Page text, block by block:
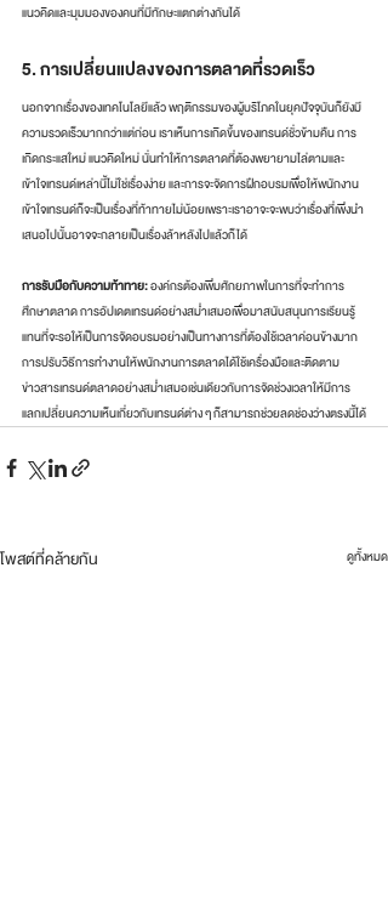
แนวคิดและมุมมองของคนที่มีทักษะแตกต่างกันได้
5. การเปลี่ยนแปลงของการตลาดที่รวดเร็ว
นอกจากเรื่องของเทคโนโลยีแล้ว พฤติกรรมของผู้บริโภคในยุคปัจจุบันก็ยังมี
ความรวดเร็วมากกว่าแต่ก่อน เราเห็นการเกิดขึ้นของเทรนด์ชั่วข้ามคืน การ
เกิดกระแสใหม่ แนวคิดใหม่ นั่นทำให้การตลาดที่ต้องพยายามไล่ตามและ
เข้าใจเทรนด์เหล่านี้ไม่ใช่เรื่องง่าย และการจะจัดการฝึกอบรมเพื่อให้พนักงาน
เข้าใจเทรนด์ก็จะเป็นเรื่องที่ท้าทายไม่น้อยเพราะเราอาจะจะพบว่าเรื่องที่เพิ่งนำ
เสนอไปนั้นอาจจะกลายเป็นเรื่องล้าหลังไปแล้วก็ได้
การรับมือกับความท้าทาย: องค์กรต้องเพิ่มศักยภาพในการที่จะทำการ
ศึกษาตลาด การอัปเดตเทรนด์อย่างสม่ำเสมอเพื่อมาสนับสนุนการเรียนรู้
แทนที่จะรอให้เป็นการจัดอบรมอย่างเป็นทางการที่ต้องใช้เวลาค่อนข้างมาก
การปรับวิธีการทำงานให้พนักงานการตลาดได้ใช้เครื่องมือและติดตาม
ข่าวสารเทรนด์ตลาดอย่างสม่ำเสมอเช่นเดียวกับการจัดช่วงเวลาให้มีการ
แลกเปลี่ยนความเห็นเกี่ยวกับเทรนด์ต่าง ๆ ก็สามารถช่วยลดช่องว่างตรงนี้ได้
โพสต์ที่คล้ายกัน ดูทั้งหมด